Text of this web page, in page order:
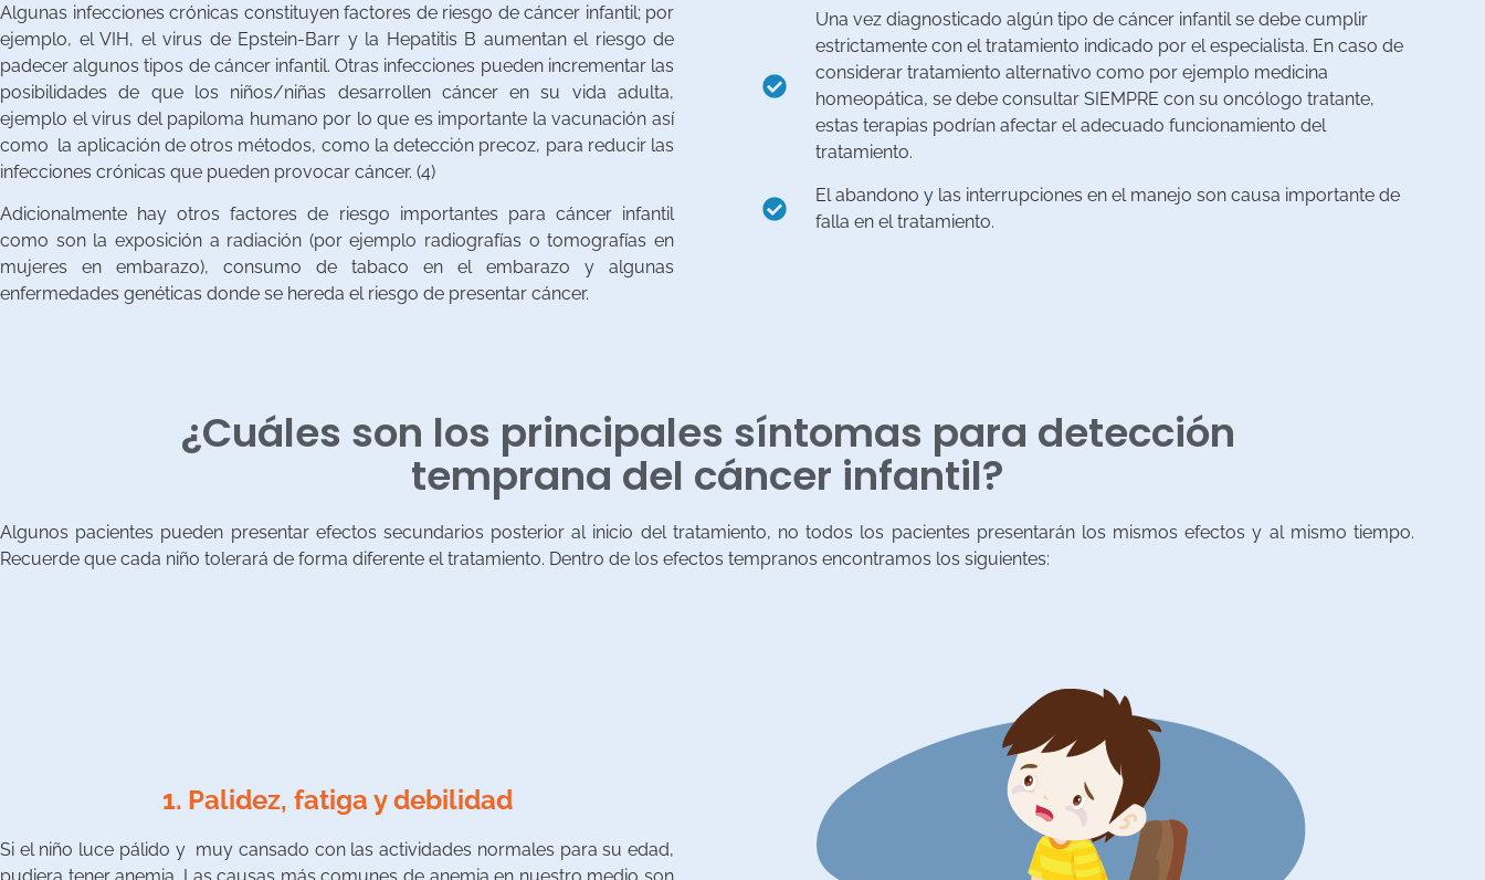
Algunas infecciones crónicas constituyen factores de riesgo de cáncer infantil; por
ejemplo, el VIH, el virus de Epstein-Barr y la Hepatitis B aumentan el riesgo de
padecer algunos tipos de cáncer infantil. Otras infecciones pueden incrementar las
posibilidades de que los niños/niñas desarrollen cáncer en su vida adulta,
ejemplo el virus del papiloma humano por lo que es importante la vacunación así
como la aplicación de otros métodos, como la detección precoz, para reducir las
infecciones crónicas que pueden provocar cáncer. (4)
Adicionalmente hay otros factores de riesgo importantes para cáncer infantil
como son la exposición a radiación (por ejemplo radiografías o tomografías en
mujeres en embarazo), consumo de tabaco en el embarazo y algunas
enfermedades genéticas donde se hereda el riesgo de presentar cáncer.
Una vez diagnosticado algún tipo de cáncer infantil se debe cumplir
estrictamente con el tratamiento indicado por el especialista. En caso de
considerar tratamiento alternativo como por ejemplo medicina
homeopática, se debe consultar SIEMPRE con su oncólogo tratante,
estas terapias podrían afectar el adecuado funcionamiento del
tratamiento.
El abandono y las interrupciones en el manejo son causa importante de
falla en el tratamiento.
¿Cuáles son los principales síntomas para detección
temprana del cáncer infantil?
Algunos pacientes pueden presentar efectos secundarios posterior al inicio del tratamiento, no todos los pacientes presentarán los mismos efectos y al mismo tiempo.
Recuerde que cada niño tolerará de forma diferente el tratamiento. Dentro de los efectos tempranos encontramos los siguientes:
1. Palidez, fatiga y debilidad
Si el niño luce pálido y muy cansado con las actividades normales para su edad,
pudiera tener anemia. Las causas más comunes de anemia en nuestro medio son